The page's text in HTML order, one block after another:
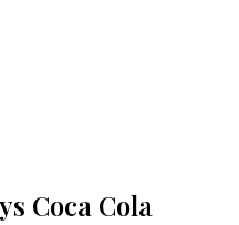
Coca Cola